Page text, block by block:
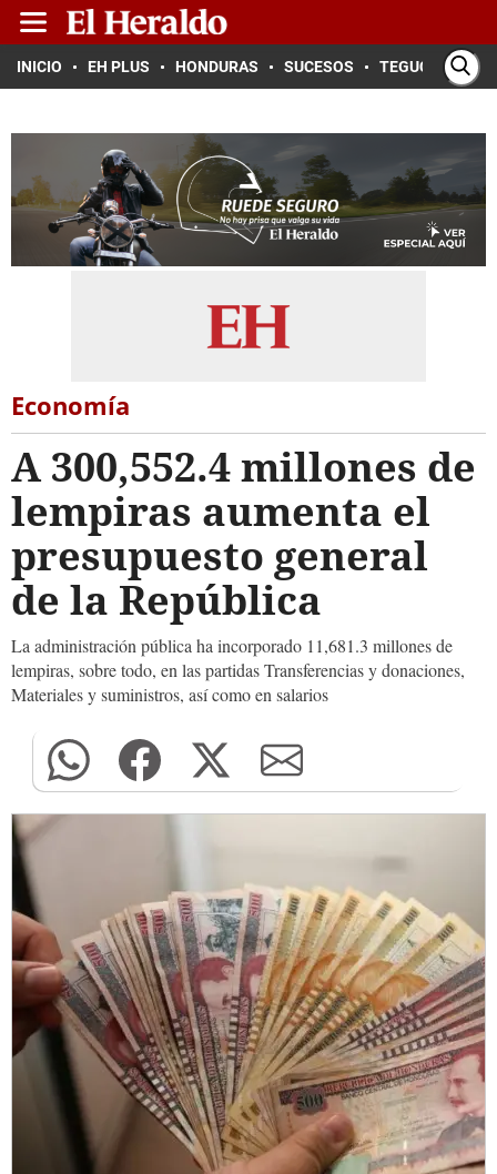
INICIO EH PLUS HONDURAS SUCESOS TEGUCIGALPA
Economía
A 300,552.4 millones de
lempiras aumenta el
presupuesto general
de la República
La administración pública ha incorporado 11,681.3 millones de
lempiras, sobre todo, en las partidas Transferencias y donaciones,
Materiales y suministros, así como en salarios